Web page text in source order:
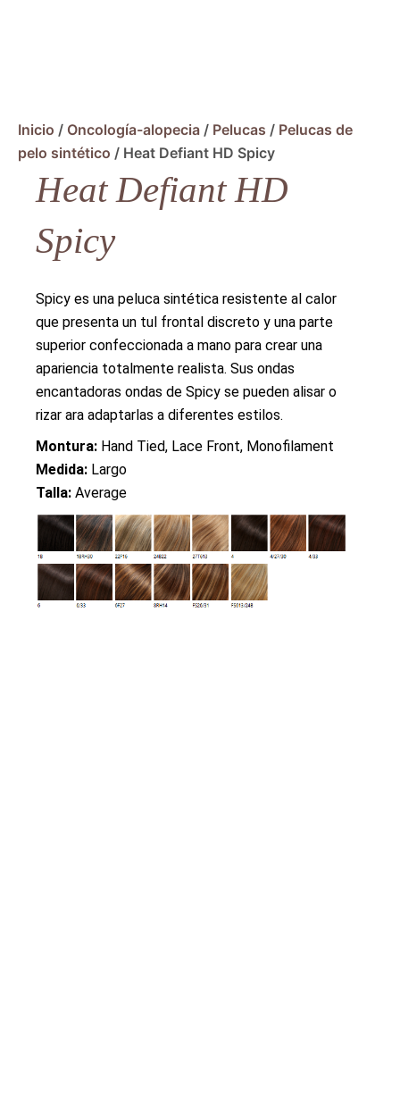
Inicio / Oncología-alopecia / Pelucas / Pelucas de
pelo sintético / Heat Defiant HD Spicy
Heat Defiant HD
Spicy
Spicy es una peluca sintética resistente al calor
que presenta un tul frontal discreto y una parte
superior confeccionada a mano para crear una
apariencia totalmente realista. Sus ondas
encantadoras ondas de Spicy se pueden alisar o
rizar ara adaptarlas a diferentes estilos.
Montura: Hand Tied, Lace Front, Monofilament
Medida: Largo
Talla: Average